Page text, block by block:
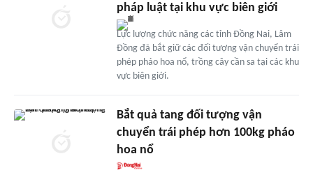
pháp luật tại khu vực biên giới
Lực lượng chức năng các tỉnh Đồng Nai, Lâm
Đồng đã bắt giữ các đối tượng vận chuyển trái
phép pháo hoa nổ, trồng cây cần sa tại các khu
vực biên giới.
Bắt quả tang đối tượng vận
chuyển trái phép hơn 100kg pháo
hoa nổ